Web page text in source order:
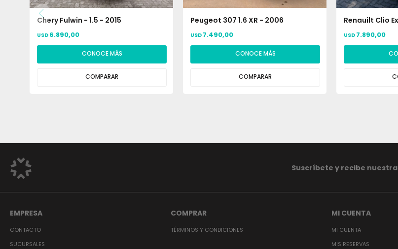
Chery Fulwin - 1.5 - 2015
USD 6.890,00
CONOCE MÁS
COMPARAR
Peugeot 307 1.6 XR - 2006
USD 7.490,00
CONOCE MÁS
COMPARAR
Renauilt Clio
USD 7.890,00
EMPRESA
CONTACTO
SUCURSALES
COMPRAR
TÉRMINOS Y CONDICIONES
MI CUENTA
MI CUENTA
MIS RESERVAS
Suscríbete y recibe